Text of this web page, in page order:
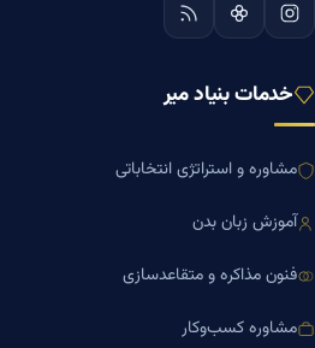
خدمات بنیاد میر
مشاوره و استراتژی انتخاباتی
آموزش زبان بدن
فنون مذاکره و متقاعدسازی
مشاوره کسب‌وکار